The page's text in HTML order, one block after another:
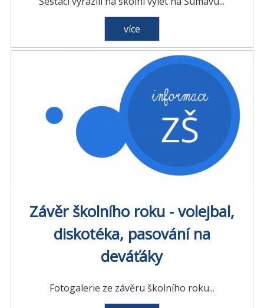
více
Závěr školního roku - volejbal,
diskotéka, pasování na
deváťáky
Fotogalerie ze závěru školního roku...